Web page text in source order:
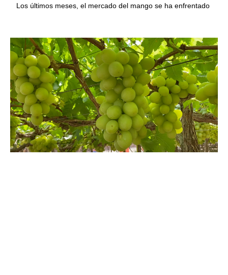
Los últimos meses, el mercado del mango se ha enfrentado